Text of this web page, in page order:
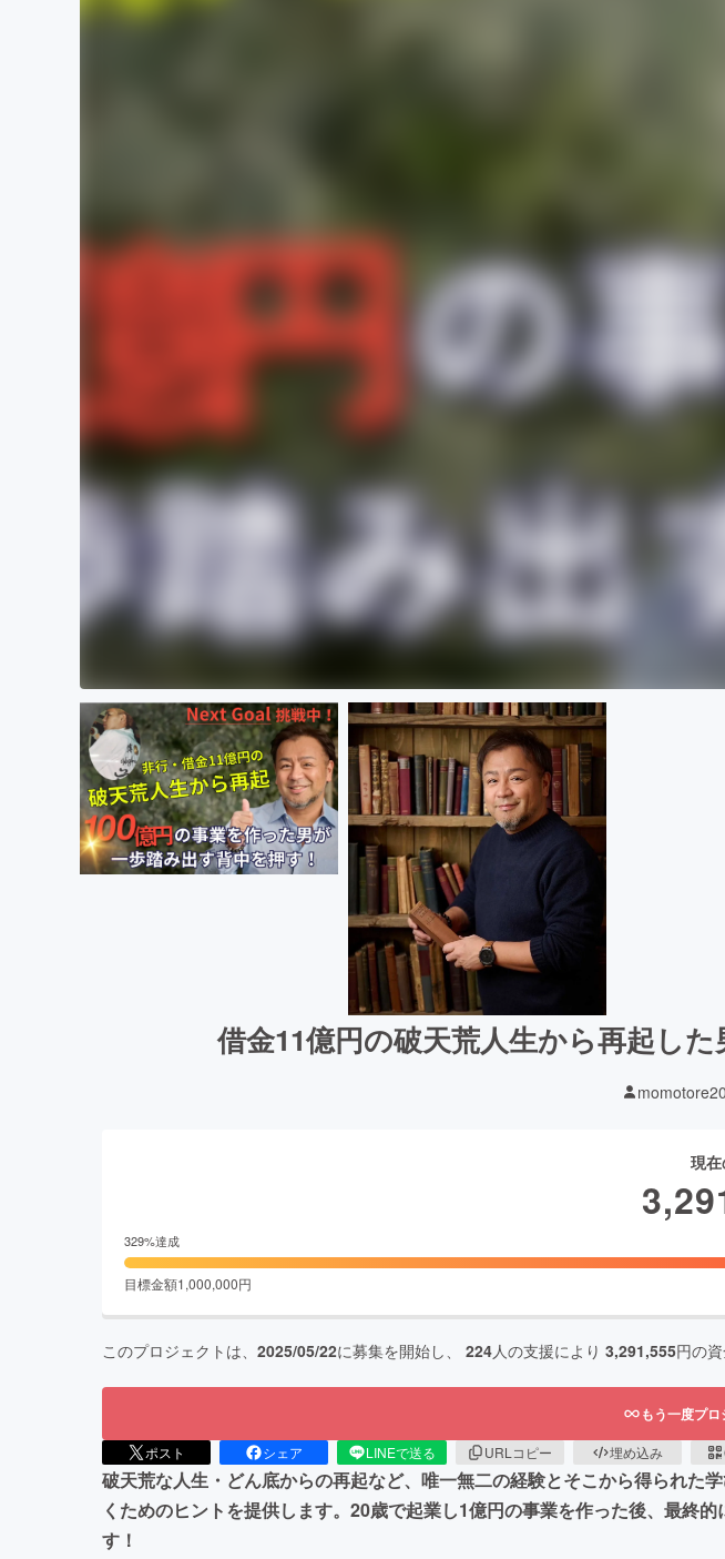
借金11億円の破天荒人生から再起し
現
329%達成
目標金額1,000,000円
このプロジェクトは、 2025/05/22に募集を開始し、 224人の支援により 3,291,555円の
もう一度プ
ポスト シェア LINEで送る URLコピー 埋め込み
破天荒な人生・どん底からの再起など、唯一無二の経験とそこから得られた
くためのヒントを提供します。20歳で起業し1億円の事業を作った後、最終
す！